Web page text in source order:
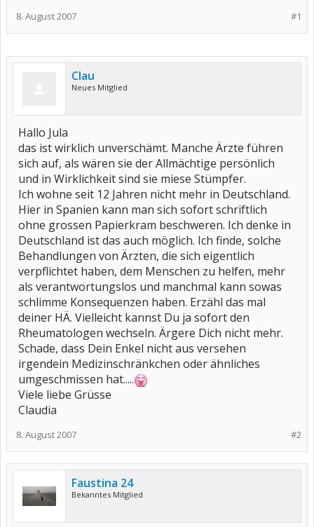
#1
8. August 2007
Clau
Neues Mitglied
Hallo Jula
das ist wirklich unverschämt. Manche Ärzte führen
sich auf, als wären sie der Allmächtige persönlich
und in Wirklichkeit sind sie miese Stümpfer.
Ich wohne seit 12 Jahren nicht mehr in Deutschland.
Hier in Spanien kann man sich sofort schriftlich
ohne grossen Papierkram beschweren. Ich denke in
Deutschland ist das auch möglich. Ich finde, solche
Behandlungen von Ärzten, die sich eigentlich
verpflichtet haben, dem Menschen zu helfen, mehr
als verantwortungslos und manchmal kann sowas
schlimme Konsequenzen haben. Erzähl das mal
deiner HÄ. Vielleicht kannst Du ja sofort den
Rheumatologen wechseln. Ärgere Dich nicht mehr.
Schade, dass Dein Enkel nicht aus versehen
irgendein Medizinschränkchen oder ähnliches
umgeschmissen hat.....
Viele liebe Grüsse
Claudia
#2
8. August 2007
Faustina 24
Bekanntes Mitglied